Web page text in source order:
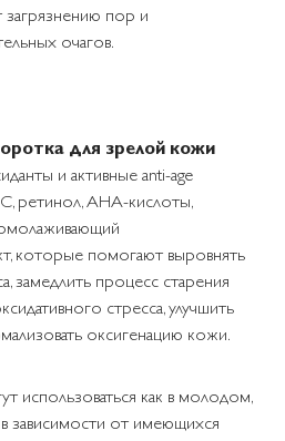
загрязнению пор и
очагов.
для зрелой кожи
и активные anti-age
ретинол, AHA-кислоты,
которые помогают выровнять
замедлить процесс старения
стресса, улучшить
оксигенацию кожи.
использоваться как в молодом,
зависимости от имеющихся